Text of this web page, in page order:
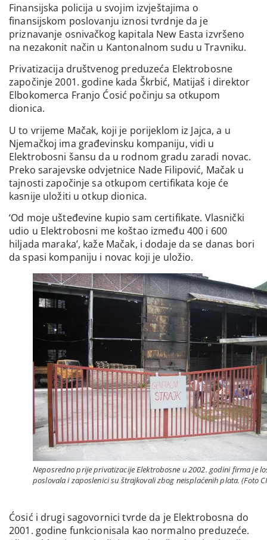
Finansijska policija u svojim izvještajima o
finansijskom poslovanju iznosi tvrdnje da je
priznavanje osnivačkog kapitala New Easta izvršeno
na nezakonit način u Kantonalnom sudu u Travniku.
Privatizacija društvenog preduzeća Elektrobosne
započinje 2001. godine kada Škrbić, Matijaš i direktor
Elbokomerca Franjo Ćosić počinju sa otkupom
dionica.
U to vrijeme Mačak, koji je porijeklom iz Jajca, a u
Njemačkoj ima građevinsku kompaniju, vidi u
Elektrobosni šansu da u rodnom gradu zaradi novac.
Preko sarajevske odvjetnice Nade Filipović, Mačak u
tajnosti započinje sa otkupom certifikata koje će
kasnije uložiti u otkup dionica.
‘Od moje ušteđevine kupio sam certifikate. Vlasnički
udio u Elektrobosni me koštao između 400 i 600
hiljada maraka’, kaže Mačak, i dodaje da se danas bori
da spasi kompaniju i novac koji je uložio.
Neposredno prije privatizacije Elektrobosne u 2002. godini firma je
poslovala i zaposlenici su štrajkovali zbog neisplaćenih plata. (Foto
Ćosić i drugi sagovornici tvrde da je Elektrobosna do
2001. godine funkcionisala kao normalno preduzeće.